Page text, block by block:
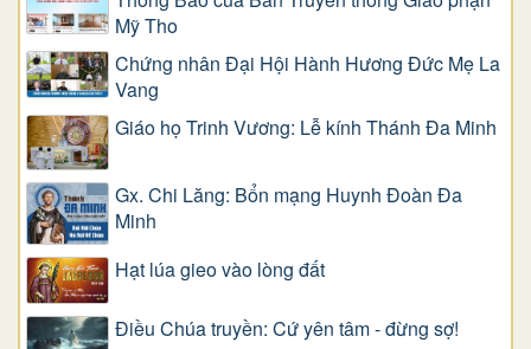
Mỹ Tho
Chứng nhân Đại Hội Hành Hương Đức Mẹ La
Vang
Giáo họ Trinh Vương: Lễ kính Thánh Đa Minh
Gx. Chi Lăng: Bổn mạng Huynh Đoàn Đa
Minh
Hạt lúa gieo vào lòng đất
Điều Chúa truyền: Cứ yên tâm - đừng sợ!